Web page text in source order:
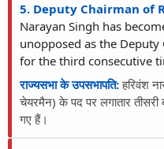
5. Deputy Chairman of
Narayan Singh has
unopposed as the Deputy
for the third consecutive
राज्यसभा के उपसभापति:हरिवंश
चेयरमैन) के पद पर लगातार तीसरी
गए हैं।